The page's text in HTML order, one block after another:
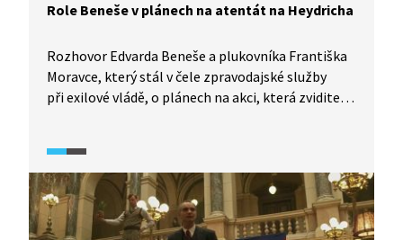
Role Beneše v plánech na atentát na Heydricha
Rozhovor Edvarda Beneše a plukovníka Františka
Moravce, který stál v čele zpravodajské služby
při exilové vládě, o plánech na akci, která zviditelní